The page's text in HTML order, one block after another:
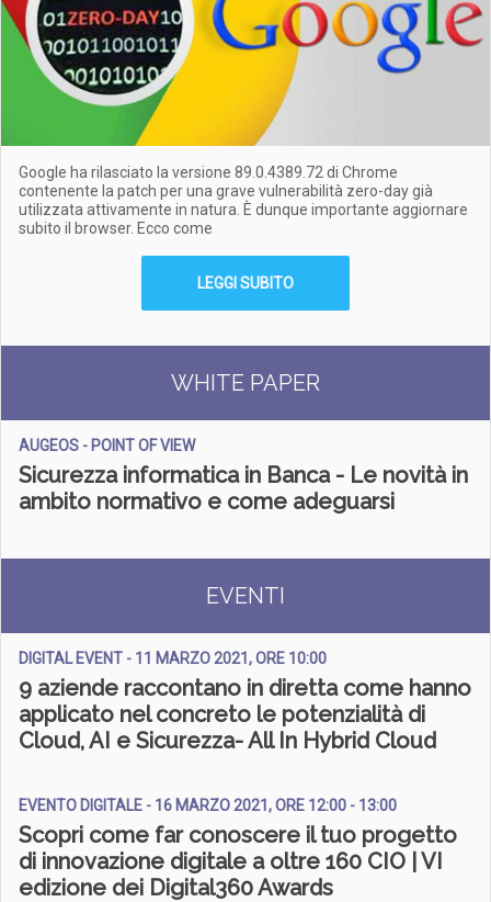
Google ha rilasciato la versione 89.0.4389.72 di Chrome
contenente la patch per una grave vulnerabilità zero-day già
utilizzata attivamente in natura. È dunque importante aggiornare
subito il browser. Ecco come
LEGGI SUBITO
WHITE PAPER
AUGEOS - POINT OF VIEW
Sicurezza informatica in Banca - Le novità in
ambito normativo e come adeguarsi
EVENTI
DIGITAL EVENT - 11 MARZO 2021, ORE 10:00
9 aziende raccontano in diretta come hanno
applicato nel concreto le potenzialità di
Cloud, AI e Sicurezza- All In Hybrid Cloud
EVENTO DIGITALE - 16 MARZO 2021, ORE 12:00 - 13:00
Scopri come far conoscere il tuo progetto
di innovazione digitale a oltre 160 CIO | VI
edizione dei Digital360 Awards